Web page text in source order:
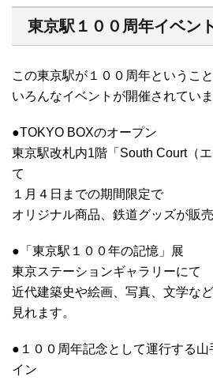
東京駅１００周年イベント
この東京駅が１００周年というこ
いろんなイベントが開催されていま
●TOKYO BOXのオープン
東京駅改札内1階「South Court（
て
１月４日までの期間限定で
オリジナル商品、鉄道グッズが販
●「東京駅１００年の記憶」展
東京ステーションギャラリーにて
近代建築史や絵画、写真、文学な
見れます。
●１００周年記念として運行する
イン